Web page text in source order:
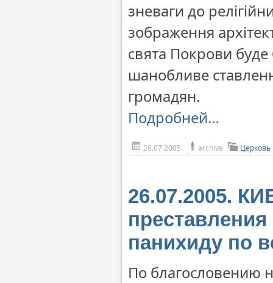
зневаги до
зображення
свята Покрови
шанобливе
громадян.
Подробней…
26.07.2005 archive
26.07.2005.
панихиду по
По благословению